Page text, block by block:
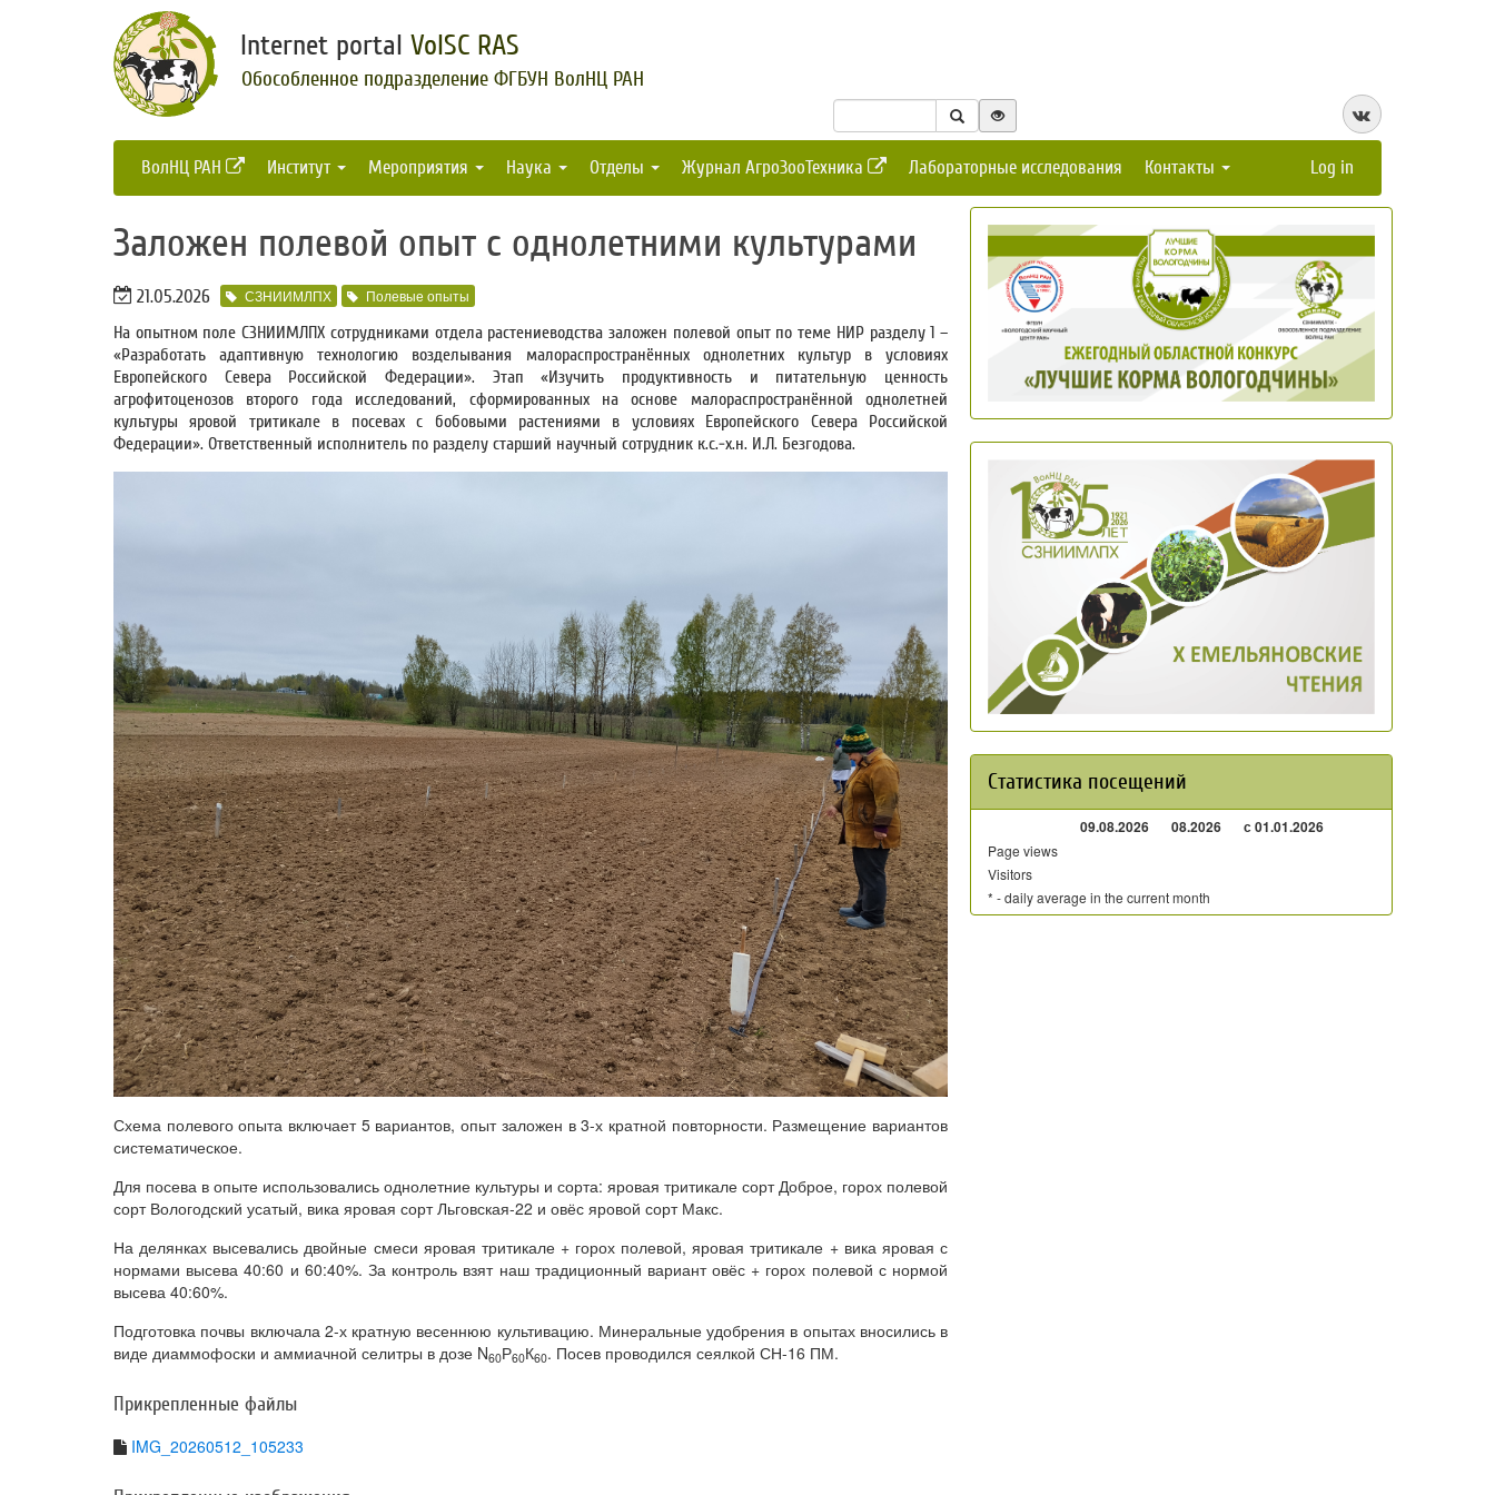
Internet portal VolSC RAS
Обособленное подразделение ФГБУН ВолНЦ РАН
ВолНЦ РАН Институт Мероприятия Наука Отделы Журнал АгроЗооТехника Лабораторные исследования Контакты Log in
Заложен полевой опыт с однолетними культурами
21.05.2026 СЗНИИМЛПХ Полевые опыты
На опытном поле СЗНИИМЛПХ сотрудниками отдела растениеводства заложен полевой опыт по теме НИР разделу 1 –
«Разработать адаптивную технологию возделывания малораспространённых однолетних культур в условиях
Европейского Севера Российской Федерации». Этап «Изучить продуктивность и питательную ценность
агрофитоценозов второго года исследований, сформированных на основе малораспространённой однолетней
культуры яровой тритикале в посевах с бобовыми растениями в условиях Европейского Севера Российской
Федерации». Ответственный исполнитель по разделу старший научный сотрудник к.с.-х.н. И.Л. Безгодова.
Схема полевого опыта включает 5 вариантов, опыт заложен в 3-х кратной повторности. Размещение вариантов
систематическое.
Для посева в опыте использовались однолетние культуры и сорта: яровая тритикале сорт Доброе, горох полевой
сорт Вологодский усатый, вика яровая сорт Льговская-22 и овёс яровой сорт Макс.
На делянках высевались двойные смеси яровая тритикале + горох полевой, яровая тритикале + вика яровая с
нормами высева 40:60 и 60:40%. За контроль взят наш традиционный вариант овёс + горох полевой с нормой
высева 40:60%.
Подготовка почвы включала 2-х кратную весеннюю культивацию. Минеральные удобрения в опытах вносились в
виде диаммофоски и аммиачной селитры в дозе N60Р60К60. Посев проводился сеялкой СН-16 ПМ.
Прикрепленные файлы
IMG_20260512_105233
Статистика посещений
09.08.2026 08.2026 с 01.01.2026
Page views
Visitors
* - daily average in the current month